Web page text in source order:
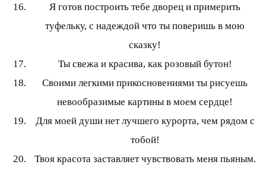
Я готов построить тебе дворец и примерить
туфельку, с надеждой что ты поверишь в мою
сказку!
Ты свежа и красива, как розовый бутон!
Своими легкими прикосновениями ты рисуешь
невообразимые картины в моем сердце!
Для моей души нет лучшего курорта, чем рядом с
тобой!
Твоя красота заставляет чувствовать меня пьяным.